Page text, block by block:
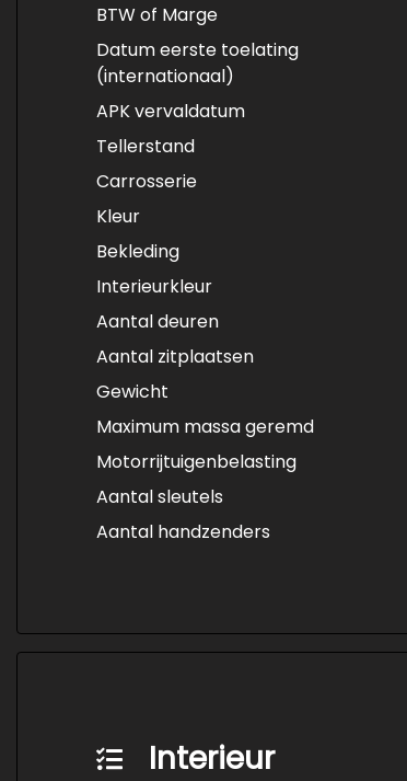
BTW of Marge
Datum eerste toelating
(internationaal)
APK vervaldatum
Tellerstand
Carrosserie
Kleur
Bekleding
Interieurkleur
Aantal deuren
Aantal zitplaatsen
Gewicht
Maximum massa geremd
Motorrijtuigenbelasting
Aantal sleutels
Aantal handzenders
Interieur